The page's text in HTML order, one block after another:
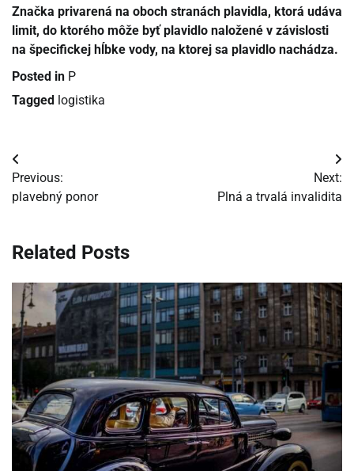
Značka privarená na oboch stranách plavidla, ktorá udáva
limit, do ktorého môže byť plavidlo naložené v závislosti
na špecifickej hĺbke vody, na ktorej sa plavidlo nachádza.
Posted in P
Tagged logistika
Navigácia
v
Previous:
plavebný ponor
Next:
Plná a trvalá invalidita
Related Posts